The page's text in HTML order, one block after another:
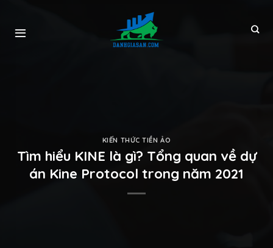
KIẾN THỨC TIỀN ẢO
Tìm hiểu KINE là gì? Tổng quan về dự
án Kine Protocol trong năm 2021